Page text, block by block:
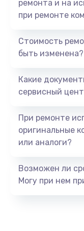
ремонта и на
при ремонте
Стоимость
быть изменена?
Какие
сервисный
При ремонте
оригинальные
или аналоги?
Возможен ли
Могу при нем